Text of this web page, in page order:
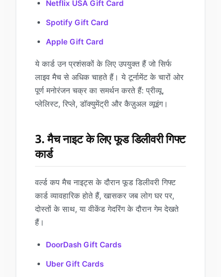
Netflix USA Gift Card
Spotify Gift Card
Apple Gift Card
ये कार्ड उन प्रशंसकों के लिए उपयुक्त हैं जो सिर्फ
लाइव मैच से अधिक चाहते हैं। ये टूर्नामेंट के चारों ओर
पूर्ण मनोरंजन चक्र का समर्थन करते हैं: प्रीव्यू,
प्लेलिस्ट, रिप्ले, डॉक्युमेंट्री और कैज़ुअल व्यूइंग।
3. मैच नाइट के लिए फूड डिलीवरी गिफ्ट
कार्ड
वर्ल्ड कप मैच नाइट्स के दौरान फूड डिलीवरी गिफ्ट
कार्ड व्यावहारिक होते हैं, खासकर जब लोग घर पर,
दोस्तों के साथ, या वीकेंड गेदरिंग के दौरान गेम देखते
हैं।
DoorDash Gift Cards
Uber Gift Cards